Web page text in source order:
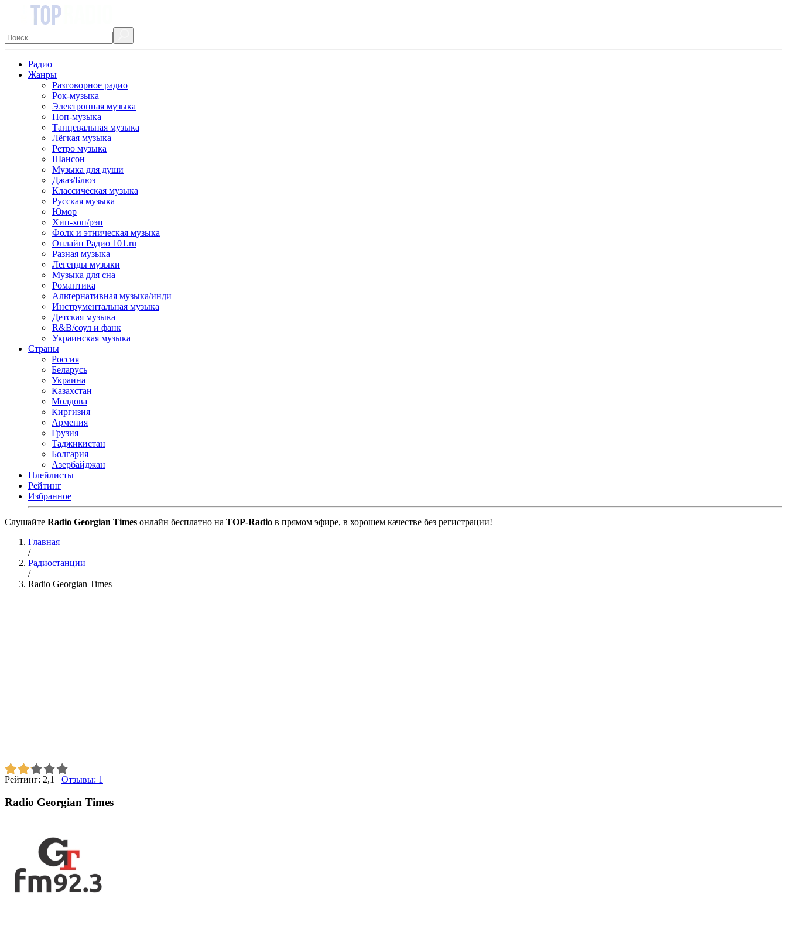
Радио
Жанры
Разговорное радио
Рок-музыка
Электронная музыка
Поп-музыка
Танцевальная музыка
Лёгкая музыка
Ретро музыка
Шансон
Музыка для души
Джаз/Блюз
Классическая музыка
Русская музыка
Юмор
Хип-хоп/рэп
Фолк и этническая музыка
Онлайн Радио 101.ru
Разная музыка
Легенды музыки
Музыка для сна
Романтика
Альтернативная музыка/инди
Инструментальная музыка
Детская музыка
R&B/cоул и фанк
Украинская музыка
Страны
Россия
Беларусь
Украина
Казахстан
Молдова
Киргизия
Армения
Грузия
Таджикистан
Болгария
Азербайджан
Плейлисты
Рейтинг
Избранное
Cлушайте Radio Georgian Times онлайн бесплатно на TOP-Radio в прямом эфире, в хорошем качестве без регистрации!
Главная
/
Радиостанции
/
Radio Georgian Times
Рейтинг: 2,1 Отзывы: 1
Radio Georgian Times